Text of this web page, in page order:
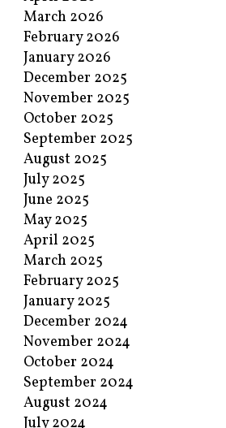
March 2026
February 2026
January 2026
December 2025
November 2025
October 2025
September 2025
August 2025
July 2025
June 2025
May 2025
April 2025
March 2025
February 2025
January 2025
December 2024
November 2024
October 2024
September 2024
August 2024
July 2024